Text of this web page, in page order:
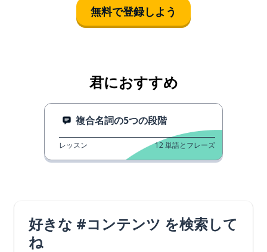
無料で登録しよう
君におすすめ
複合名詞の5つの段階
レッスン 12単語とフレーズ
好きな #コンテンツ を検索して
ね